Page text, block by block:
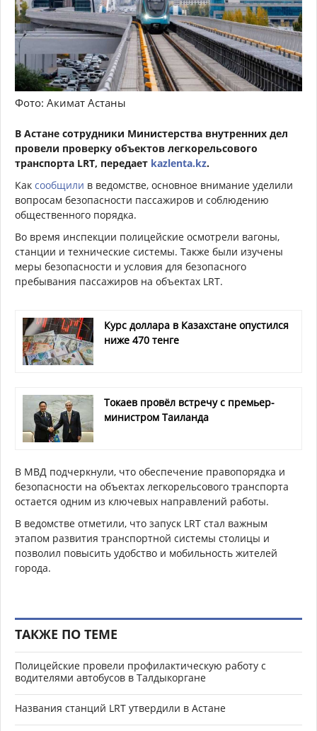
Фото: Акимат Астаны
В Астане сотрудники Министерства внутренних дел
провели проверку объектов легкорельсового
транспорта LRT, передает kazlenta.kz.
Как сообщили в ведомстве, основное внимание уделили
вопросам безопасности пассажиров и соблюдению
общественного порядка.
Во время инспекции полицейские осмотрели вагоны,
станции и технические системы. Также были изучены
меры безопасности и условия для безопасного
пребывания пассажиров на объектах LRT.
Курс доллара в Казахстане опустился
ниже 470 тенге
Токаев провёл встречу с премьер-
министром Таиланда
В МВД подчеркнули, что обеспечение правопорядка и
безопасности на объектах легкорельсового транспорта
остается одним из ключевых направлений работы.
В ведомстве отметили, что запуск LRT стал важным
этапом развития транспортной системы столицы и
позволил повысить удобство и мобильность жителей
города.
ТАКЖЕ ПО ТЕМЕ
Полицейские провели профилактическую работу с
водителями автобусов в Талдыкоргане
Названия станций LRT утвердили в Астане